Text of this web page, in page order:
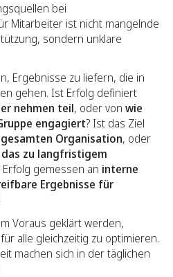
bei
Mitarbeiter ist nicht mangelnde
sondern unklare
Ergebnisse zu liefern, die in
gehen. Ist Erfolg definiert
nehmen teil, oder von wie
engagiert? Ist das Ziel
Organisation, oder
zu langfristigem
Erfolg gemessen an interne
Ergebnisse für
Voraus geklärt werden,
alle gleichzeitig zu optimieren.
machen sich in der täglichen